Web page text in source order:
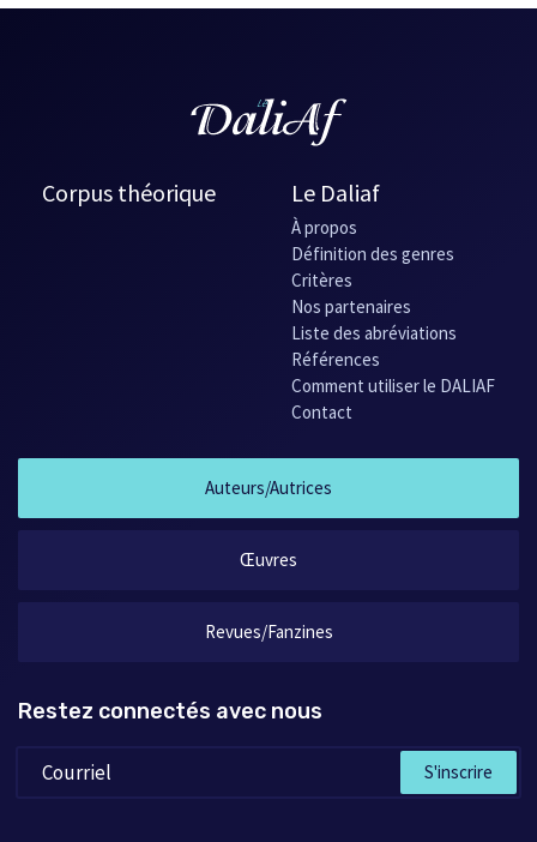
Corpus théorique Le Daliaf
À propos
Définition des genres
Critères
Nos partenaires
Liste des abréviations
Références
Comment utiliser le DALIAF
Contact
Auteurs/Autrices
Œuvres
Revues/Fanzines
Restez connectés avec nous
S'inscrire